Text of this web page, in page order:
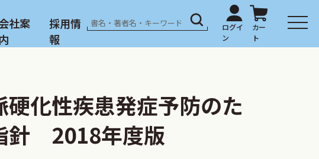
社案
内
採用情
報
硬化性疾患発症予防のた
針 2018年度版